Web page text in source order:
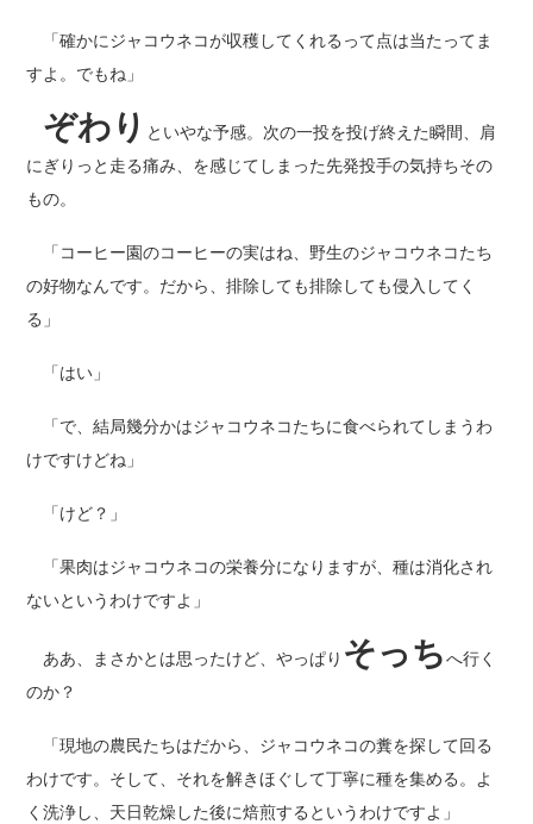
「確かにジャコウネコが収穫してくれるって点は当たってま
すよ。でもね」
ぞわり といやな予感。次の一投を投げ終えた瞬間、肩
にぎりっと走る痛み、を感じてしまった先発投手の気持ちその
もの。
「コーヒー園のコーヒーの実はね、野生のジャコウネコたち
の好物なんです。だから、排除しても排除しても侵入してく
る」
「はい」
「で、結局幾分かはジャコウネコたちに食べられてしまうわ
けですけどね」
「けど？」
「果肉はジャコウネコの栄養分になりますが、種は消化され
ないというわけですよ」
ああ、まさかとは思ったけど、やっぱり そっちへ行く
のか？
「現地の農民たちはだから、ジャコウネコの糞を探して回る
わけです。そして、それを解きほぐして丁寧に種を集める。よ
く洗浄し、天日乾燥した後に焙煎するというわけですよ」